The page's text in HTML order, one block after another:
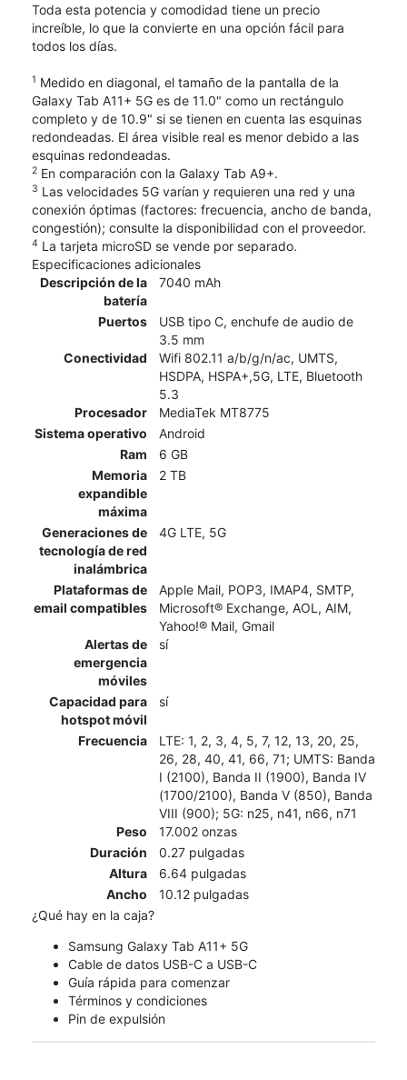
Toda esta potencia y comodidad tiene un precio
increíble, lo que la convierte en una opción fácil para
todos los días.
1 Medido en diagonal, el tamaño de la pantalla de la
Galaxy Tab A11+ 5G es de 11.0" como un rectángulo
completo y de 10.9" si se tienen en cuenta las esquinas
redondeadas. El área visible real es menor debido a las
esquinas redondeadas.
2 En comparación con la Galaxy Tab A9+.
3 Las velocidades 5G varían y requieren una red y una
conexión óptimas (factores: frecuencia, ancho de banda,
congestión); consulte la disponibilidad con el proveedor.
4 La tarjeta microSD se vende por separado.
Especificaciones adicionales
Descripción de la
batería
7040 mAh
Puertos
USB tipo C, enchufe de audio de
3.5 mm
Conectividad
Wifi 802.11 a/b/g/n/ac, UMTS,
HSDPA, HSPA+,5G, LTE, Bluetooth
5.3
Procesador
MediaTek MT8775
Sistema operativo
Android
Ram
6 GB
Memoria
expandible
máxima
2 TB
Generaciones de
tecnología de red
inalámbrica
4G LTE, 5G
Plataformas de
email compatibles
Apple Mail, POP3, IMAP4, SMTP,
Microsoft® Exchange, AOL, AIM,
Yahoo!® Mail, Gmail
Alertas de
emergencia
móviles
sí
Capacidad para
hotspot móvil
sí
Frecuencia
LTE: 1, 2, 3, 4, 5, 7, 12, 13, 20, 25,
26, 28, 40, 41, 66, 71; UMTS: Banda
I (2100), Banda II (1900), Banda IV
(1700/2100), Banda V (850), Banda
VIII (900); 5G: n25, n41, n66, n71
Peso
17.002 onzas
Duración
0.27 pulgadas
Altura
6.64 pulgadas
Ancho
10.12 pulgadas
¿Qué hay en la caja?
Samsung Galaxy Tab A11+ 5G
Cable de datos USB-C a USB-C
Guía rápida para comenzar
Términos y condiciones
Pin de expulsión